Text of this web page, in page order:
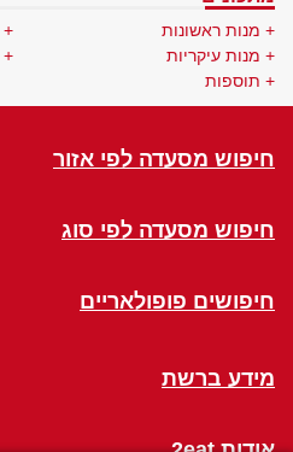
מנות ראשונות
מנות עיקריות
תוספות
חיפוש מסעדה לפי אזור
חיפוש מסעדה לפי סוג
חיפושים פופולאריים
מידע ברשת